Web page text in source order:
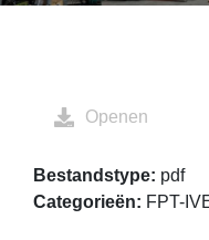
Openen
Bestandstype: pdf
Categorieën: FPT-